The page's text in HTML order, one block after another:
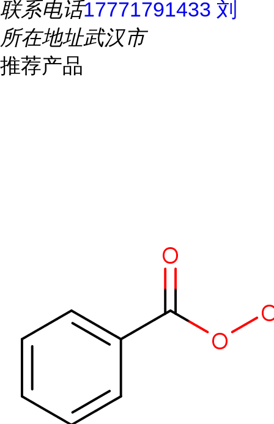
联系电话17771791433 刘
所在地址武汉市
推荐产品